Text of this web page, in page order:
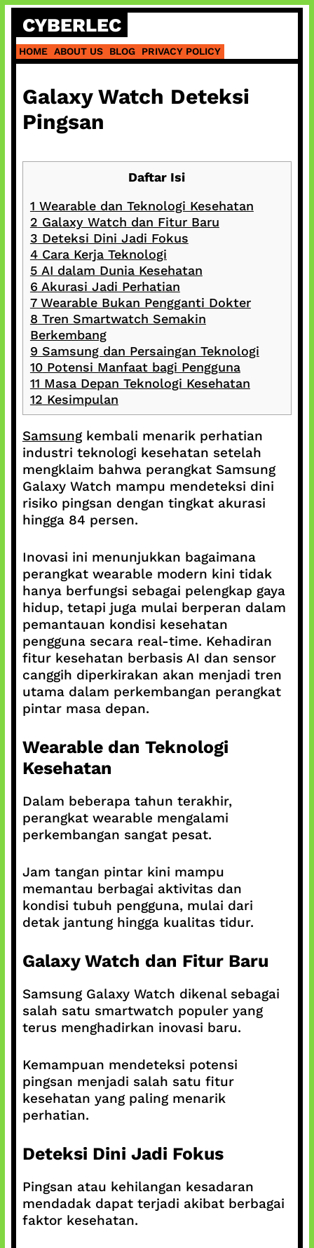
Skip
content
CYBERLEC
HOME ABOUT US BLOG PRIVACY POLICY
Galaxy Watch Deteksi
Pingsan
Daftar Isi
1 Wearable dan Teknologi Kesehatan
2 Galaxy Watch dan Fitur Baru
3 Deteksi Dini Jadi Fokus
4Cara Kerja Teknologi
5 AI dalam Dunia Kesehatan
6 Akurasi Jadi Perhatian
7Wearable Bukan Pengganti Dokter
8 Tren Smartwatch Semakin
Berkembang
9 Samsung dan Persaingan Teknologi
10Potensi Manfaat bagi Pengguna
11 Masa Depan Teknologi Kesehatan
12 Kesimpulan
Samsungkembali menarik perhatian
industri teknologi kesehatan setelah
mengklaim bahwa perangkat Samsung
Galaxy Watch mampu mendeteksi dini
risiko pingsan dengan tingkat akurasi
hingga 84 persen.
Inovasi ini menunjukkan bagaimana
perangkat wearable modern kini tidak
hanya berfungsi sebagai pelengkap gaya
hidup, tetapi juga mulai berperan dalam
pemantauan kondisi kesehatan
pengguna secara real-time. Kehadiran
fitur kesehatan berbasis AI dan sensor
canggih diperkirakan akan menjadi tren
utama dalam perkembangan perangkat
pintar masa depan.
Wearable dan Teknologi
Kesehatan
Dalam beberapa tahun terakhir,
perangkat wearable mengalami
perkembangan sangat pesat.
Jam tangan pintar kini mampu
memantau berbagai aktivitas dan
kondisi tubuh pengguna, mulai dari
detak jantung hingga kualitas tidur.
Galaxy Watch dan Fitur Baru
Samsung Galaxy Watch dikenal sebagai
salah satu smartwatch populer yang
terus menghadirkan inovasi baru.
Kemampuan mendeteksi potensi
pingsan menjadi salah satu fitur
kesehatan yang paling menarik
perhatian.
Deteksi Dini Jadi Fokus
Pingsan atau kehilangan kesadaran
mendadak dapat terjadi akibat berbagai
faktor kesehatan.